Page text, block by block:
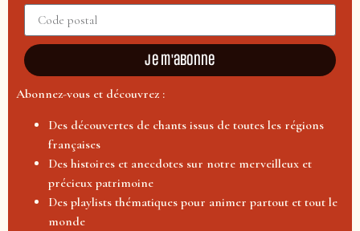
Je m'abonne
Abonnez-vous et découvrez :
Des découvertes de chants issus de toutes les régions
françaises
Des histoires et anecdotes sur notre merveilleux et
précieux patrimoine
Des playlists thématiques pour animer partout et tout le
monde